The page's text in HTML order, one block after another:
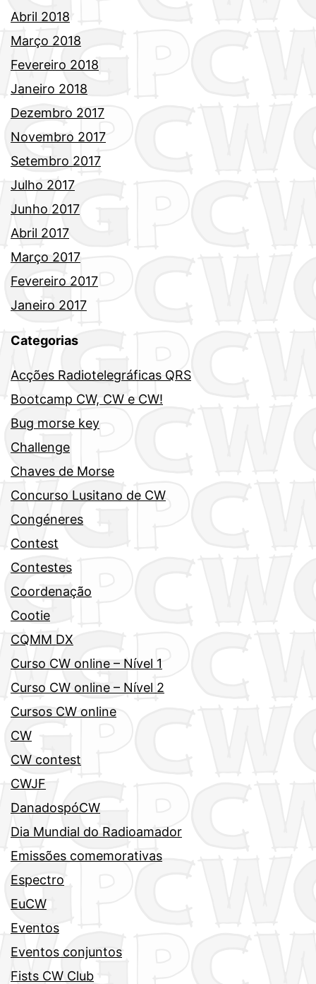
Abril 2018
Março 2018
Fevereiro 2018
Janeiro 2018
Dezembro 2017
Novembro 2017
Setembro 2017
Julho 2017
Junho 2017
Abril 2017
Março 2017
Fevereiro 2017
Janeiro 2017
Categorias
Acções Radiotelegráficas QRS
Bootcamp CW, CW e CW!
Bug morse key
Challenge
Chaves de Morse
Concurso Lusitano de CW
Congéneres
Contest
Contestes
Coordenação
Cootie
CQMM DX
Curso CW online – Nível 1
Curso CW online – Nível 2
Cursos CW online
CW
CW contest
CWJF
DanadospóCW
Dia Mundial do Radioamador
Emissões comemorativas
Espectro
EuCW
Eventos
Eventos conjuntos
Fists CW Club